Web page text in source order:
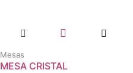
Mesas
MESA CRISTAL